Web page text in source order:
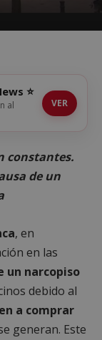
⭐
al
VER
constantes.
de un
, en
en las
un narcopiso
debido al
a comprar
generan. Este